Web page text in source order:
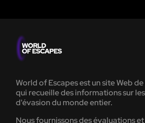
World of Escapes est un site Web
qui recueille des informations sur
d'évasion du monde entier.
Nous fournissons des évaluations